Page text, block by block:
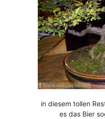
in diesem tollen
es das Bier